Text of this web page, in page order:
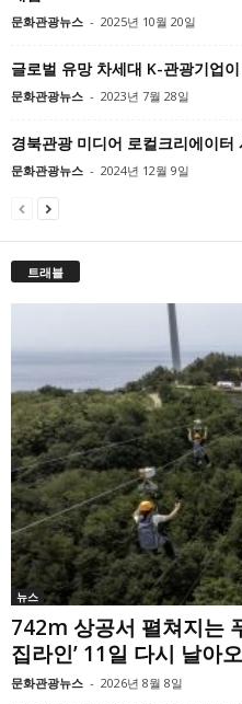
문화관광뉴스 - 2025년 10월 20일
글로벌 유망 차세대 K-관광기업
문화관광뉴스 - 2023년 7월 28일
경북관광 미디어 로컬크리에이터
문화관광뉴스 - 2024년 12월 9일
트래블
뉴스
742m 상공서 펼쳐지는
집라인’ 11일 다시 날아
문화관광뉴스 - 2026년 8월 8일